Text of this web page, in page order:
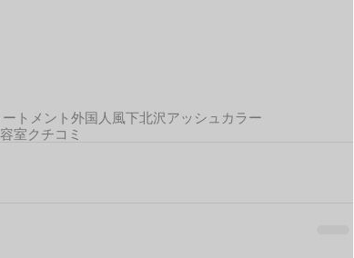
トメント外国人風下北沢アッシュカラー
室クチコミ